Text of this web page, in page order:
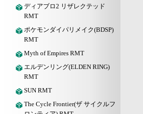
ディアブロ2 リザレクテッド
RMT
ポケモンダイパリメイク(BDSP)
RMT
Myth of Empires RMT
エルデンリング(ELDEN RING)
RMT
SUN RMT
The Cycle Frontier(ザ サイクルフ